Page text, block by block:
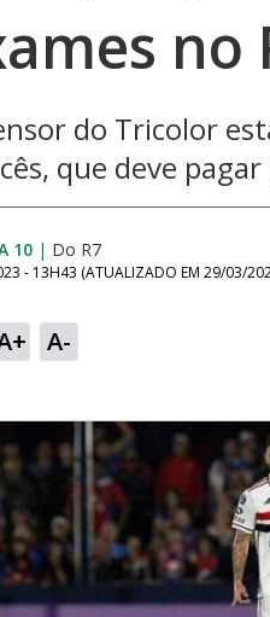
no
do Tricolor
que deve
10 | Do R7
- 13H43 (ATUALIZADO EM 29/03/
A-